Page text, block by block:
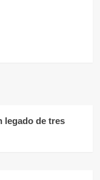
legado de tres